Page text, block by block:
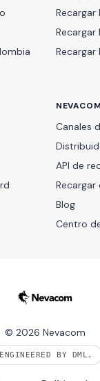
Recargar
Recargar
Recargar
NEVACOM
Canales
API de
Blog
Centro
© 2026 Nevacom